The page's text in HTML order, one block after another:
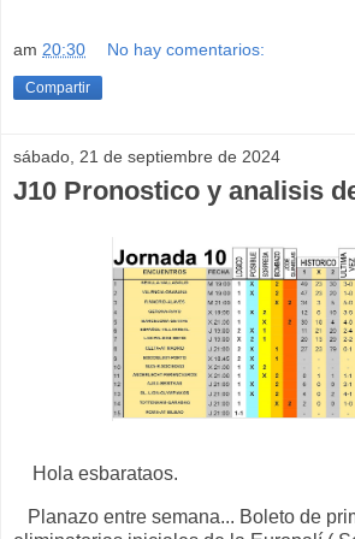
am 20:30 No hay comentarios:
Compartir
sábado, 21 de septiembre de 2024
J10 Pronostico y analisis
Hola esbarataos.
Planazo entre semana... Boleto de